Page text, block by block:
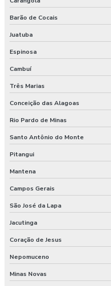
Barão de Cocais
Juatuba
Espinosa
Cambuí
Três Marias
Conceição das Alagoas
Rio Pardo de Minas
Santo Antônio do Monte
Pitangui
Mantena
Campos Gerais
São José da Lapa
Jacutinga
Coração de Jesus
Nepomuceno
Minas Novas